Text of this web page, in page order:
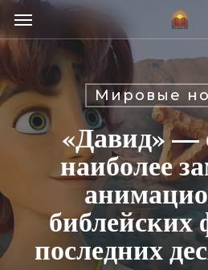
Skip
to
main
content
Menu
Мировые
«Давид» —
наиболее
последних